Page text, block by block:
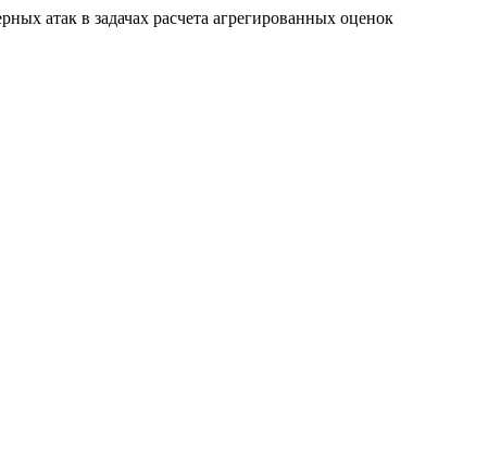
атак в задачах расчета агрегированных оценок